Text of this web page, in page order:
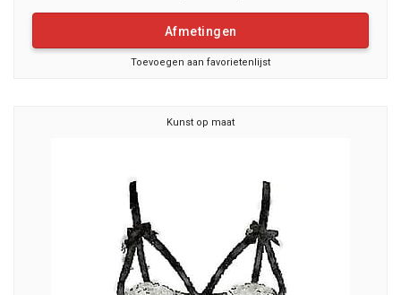
Afmetingen
Toevoegen aan favorietenlijst
Kunst op maat